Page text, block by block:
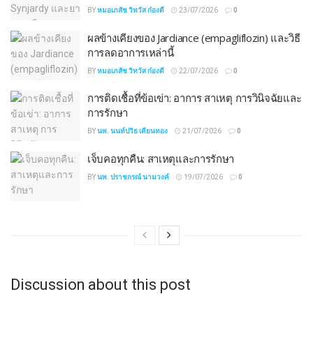
BYหมอเภสัช วิทวัส ก๋องดี 23/07/2026 0
ผลข้างเคียงของ Jardiance (empagliflozin) และวิธี
การลดอาการเหล่านี้
BYหมอเภสัช วิทวัส ก๋องดี 22/07/2026 0
การติดเชื้อที่ข้อเข่า: อาการ สาเหตุ การวินิจฉัยและ
การรักษา
BYนพ. นนท์ปวิธ เคียนทอง 21/07/2026 0
เจ็บคอทุกคืน: สาเหตุและการรักษา
BYนพ. ปราชกรณ์ นามวงค์ 19/07/2026 0
Discussion about this post